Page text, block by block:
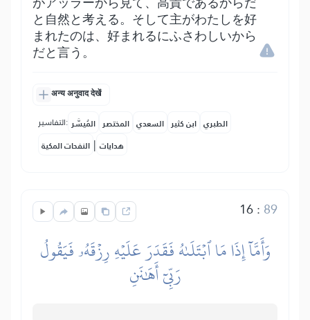
がアッラーから見て、高貴であるからだ
と自然と考える。そして主がわたしを好
まれたのは、好まれるにふさわしいから
だと言う。
अन्य अनुवाद देखें
التفاسير: المُيسَّر المختصر السعدي ابن كثير الطبري
النفحات المكية | هدايات
16: 89
وَأَمَّآ إِذَا مَا ٱبۡتَلَىٰهُ فَقَدَرَ عَلَيۡهِ رِزۡقَهُۥ فَيَقُولُ
رَبِّيٓ أَهَٰنَنِ